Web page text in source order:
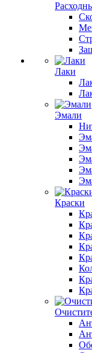
Лаки
Эмали
Краски